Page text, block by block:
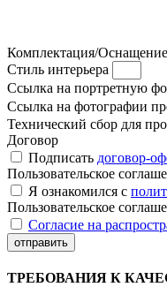
Комплектация/
Стиль интерьера
Ссылка на портретную
Ссылка на фотографии
Технический сбор для
Договор
Подписать договор-
Пользовательское
Я ознакомился с
Пользовательское
Согласие на
отправить
ТРЕБОВАНИЯ К